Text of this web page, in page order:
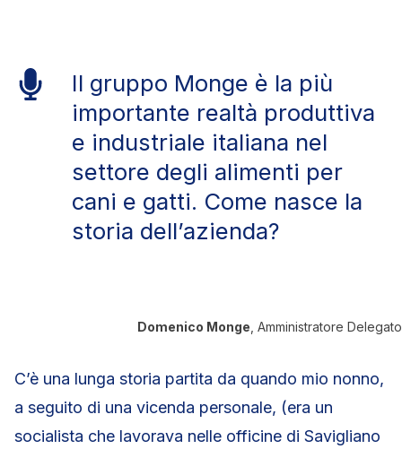
Il gruppo Monge è la più
importante realtà produttiva
e industriale italiana nel
settore degli alimenti per
cani e gatti. Come nasce la
storia dell’azienda?
Domenico Monge , Amministratore
C’è una lunga storia partita da quando mio nonno,
a seguito di una vicenda personale, (era un
socialista che lavorava nelle officine di Savigliano